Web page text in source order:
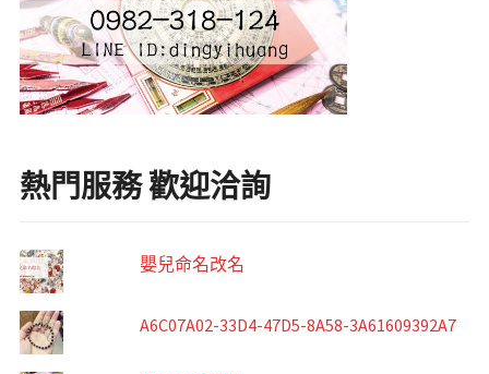
熱門服務 歡迎洽詢
嬰兒命名改名
A6C07A02-33D4-47D5-8A58-3A61609392A7